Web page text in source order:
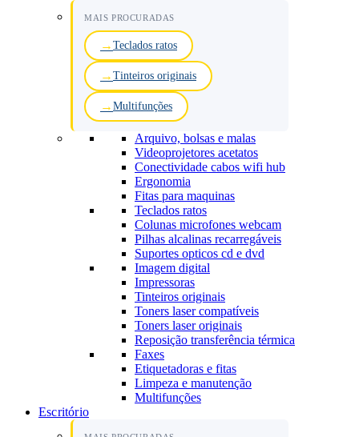
MAIS PROCURADAS
Teclados ratos
Tinteiros originais
Multifunções
Arquivo, bolsas e malas
Videoprojetores acetatos
Conectividade cabos wifi hub
Ergonomia
Fitas para maquinas
Teclados ratos
Colunas microfones webcam
Pilhas alcalinas recarregáveis
Suportes opticos cd e dvd
Imagem digital
Impressoras
Tinteiros originais
Toners laser compatíveis
Toners laser originais
Reposição transferência térmica
Faxes
Etiquetadoras e fitas
Limpeza e manutenção
Multifunções
Escritório